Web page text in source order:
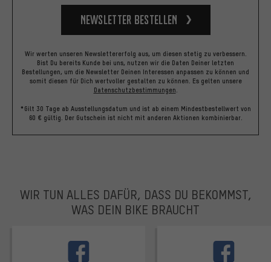
Newsletter bestellen
Wir werten unseren Newslettererfolg aus, um diesen stetig zu verbessern.
Bist Du bereits Kunde bei uns, nutzen wir die Daten Deiner letzten
Bestellungen, um die Newsletter Deinen Interessen anpassen zu können und
somit diesen für Dich wertvoller gestalten zu können. Es gelten unsere
Datenschutzbestimmungen.
*Gilt 30 Tage ab Ausstellungsdatum und ist ab einem Mindestbestellwert von
60 € gültig. Der Gutschein ist nicht mit anderen Aktionen kombinierbar.
WIR TUN ALLES DAFÜR, DASS DU BEKOMMST,
WAS DEIN BIKE BRAUCHT